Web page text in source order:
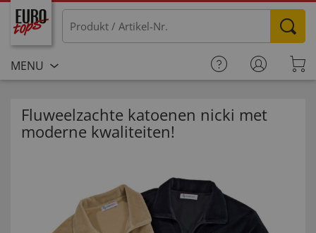
MENU
Fluweelzachte katoenen nicki met
moderne kwaliteiten!